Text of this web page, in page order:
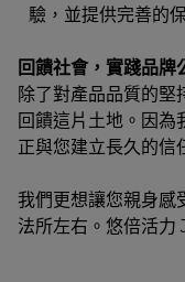
驗，並提供完善的
回饋社會，實踐品牌
除了對產品品質的堅
回饋這片土地。因為
正與您建立長久的信
我們更想讓您親身感
法所左右。悠倍活力